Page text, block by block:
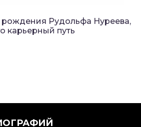
рождения Рудольфа Нуреева,
карьерный путь